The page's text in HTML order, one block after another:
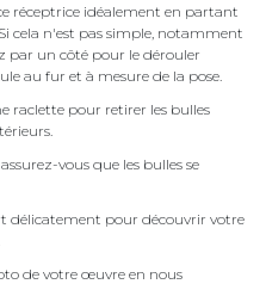
réceptrice idéalement en partant
cela n'est pas simple, notamment
par un côté pour le dérouler
au fur et à mesure de la pose.
raclette pour retirer les bulles
vous que les bulles se
délicatement pour découvrir votre
de votre œuvre en nous